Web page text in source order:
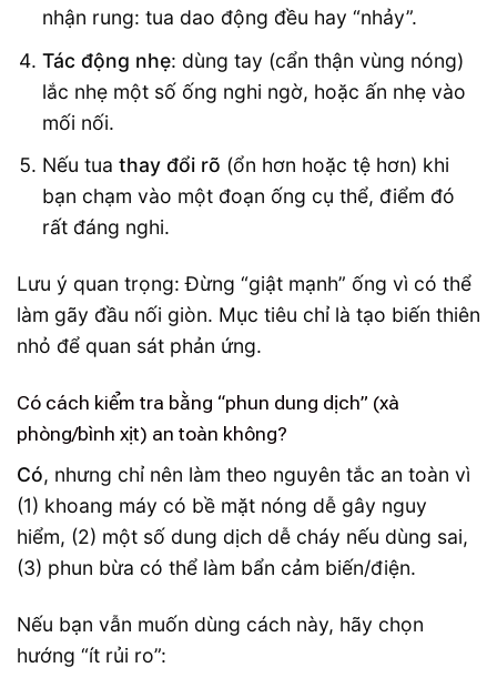
nhận rung: tua dao động đều hay “nhảy”.
Tác động nhẹ: dùng tay (cẩn thận vùng nóng)
lắc nhẹ một số ống nghi ngờ, hoặc ấn nhẹ vào
mối nối.
Nếu tua thay đổi rõ (ổn hơn hoặc tệ hơn) khi
bạn chạm vào một đoạn ống cụ thể, điểm đó
rất đáng nghi.
Lưu ý quan trọng: Đừng “giật mạnh” ống vì có thể
làm gãy đầu nối giòn. Mục tiêu chỉ là tạo biến thiên
nhỏ để quan sát phản ứng.
Có cách kiểm tra bằng “phun dung dịch” (xà
phòng/bình xịt) an toàn không?
Có, nhưng chỉ nên làm theo nguyên tắc an toàn vì
(1) khoang máy có bề mặt nóng dễ gây nguy
hiểm, (2) một số dung dịch dễ cháy nếu dùng sai,
(3) phun bừa có thể làm bẩn cảm biến/điện.
Nếu bạn vẫn muốn dùng cách này, hãy chọn
hướng “ít rủi ro”: